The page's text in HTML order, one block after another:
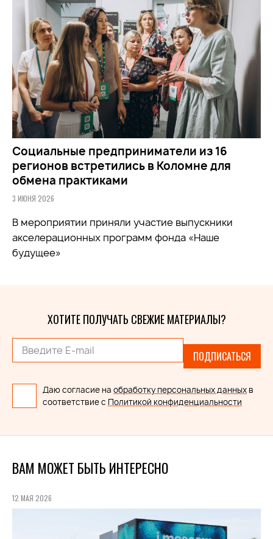
Социальные предприниматели из 16
регионов встретились в Коломне для
обмена практиками
3 ИЮНЯ 2026
В мероприятии приняли участие выпускники
акселерационных программ фонда «Наше
будущее»
ХОТИТЕ ПОЛУЧАТЬ СВЕЖИЕ МАТЕРИАЛЫ?
ПОДПИСАТЬСЯ
Даю согласие на обработку персональных данных в
соответствие с Политикой конфиденциальности
ВАМ МОЖЕТ БЫТЬ ИНТЕРЕСНО
12 МАЯ 2026